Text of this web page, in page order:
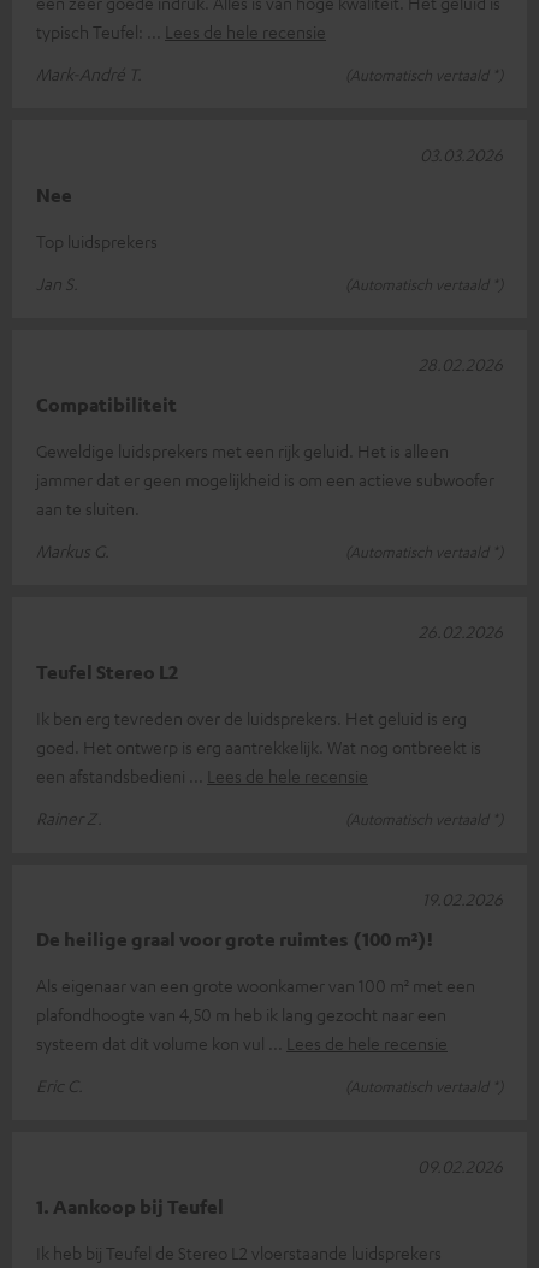
typisch Teufel:
Lees de hele recensie
Mark-André T.
(Automatisch vertaald *)
Nee
Top luidsprekers
Jan S.
(Automatisch vertaald *)
03.03.2026
Compatibiliteit
Geweldige luidsprekers met een rijk geluid. Het is alleen
jammer dat er geen mogelijkheid is om een actieve subwoofer
aan te sluiten.
Markus G.
(Automatisch vertaald *)
28.02.2026
Teufel Stereo L2
Ik ben erg tevreden over de luidsprekers. Het geluid is erg
goed. Het ontwerp is erg aantrekkelijk. Wat nog ontbreekt is
een afstandsbedieni
Lees de hele recensie
Rainer Z.
(Automatisch vertaald *)
26.02.2026
De heilige graal voor grote ruimtes (100 m²)!
Als eigenaar van een grote woonkamer van 100 m² met een
plafondhoogte van 4,50 m heb ik lang gezocht naar een
systeem dat dit volume kon vul
Lees de hele recensie
Eric C.
(Automatisch vertaald *)
19.02.2026
1. Aankoop bij Teufel
Ik heb bij Teufel de Stereo L2 vloerstaande luidsprekers
09.02.2026